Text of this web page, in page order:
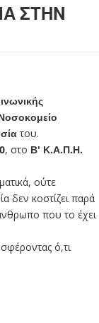
ΣΤΗΝ
του.
, στο Β' Κ.Α.Π.Η.
ούτε
δεν κοστίζει παρά
που το έχει
ό,τι